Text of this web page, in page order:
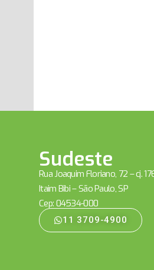
Sudeste
Rua Joaquim Floriano, 72 – cj.
Itaim Bibi – São Paulo, SP
Cep: 04534-000
11 3709-4900